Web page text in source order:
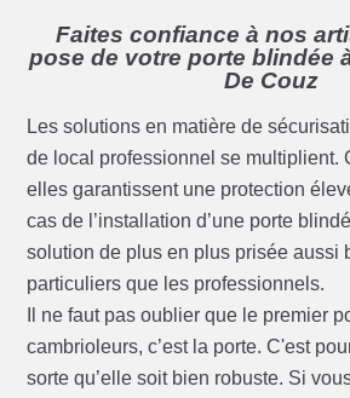
Faites confiance à nos
pose de votre porte blindée
De Couz
Les solutions en matière de
de local professionnel se multiplient.
elles garantissent une protection
cas de l’installation d’une porte
solution de plus en plus prisée aussi
particuliers que les professionnels.
Il ne faut pas oublier que le premier
cambrioleurs, c’est la porte. C'est
sorte qu’elle soit bien robuste. Si